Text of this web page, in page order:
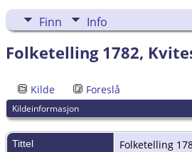
Finn Info
Folketelling 1782,
Kilde Foreslå
Kildeinformasjon
Tittel
Folketelling